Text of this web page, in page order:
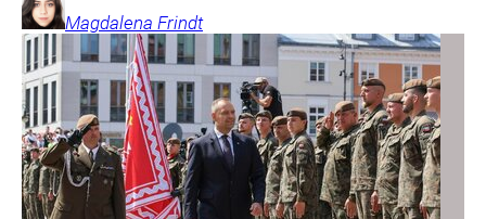
Magdalena Frindt